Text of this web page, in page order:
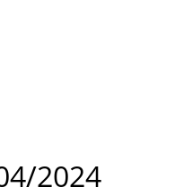
2024